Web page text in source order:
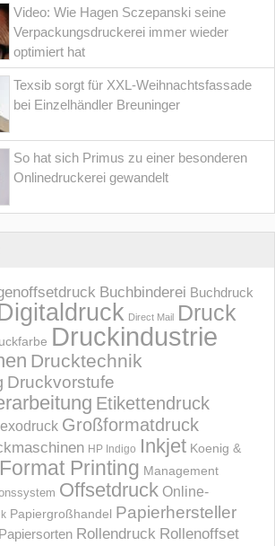
Video: Wie Hagen Sczepanski seine
Verpackungsdruckerei immer wieder
optimiert hat
Texsib sorgt für XXL-Weihnachtsfassade
bei Einzelhändler Breuninger
So hat sich Primus zu einer besonderen
Onlinedruckerei gewandelt
Buchbinderei Buchdruck
Direct Mail Druck
Druckindustrie
Drucktechnik
Druckvorstufe
Etikettendruck
Großformatdruck
HP Indigo Inkjet Koenig &
Printing Management
Offsetdruck Online-
Papiergroßhandel Papierhersteller
Papiersorten Rollendruck Rollenoffset